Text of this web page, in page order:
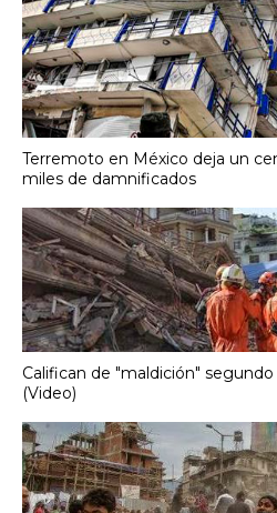
Terremoto en México deja un
miles de damnificados
Califican de "maldición"
(Video)